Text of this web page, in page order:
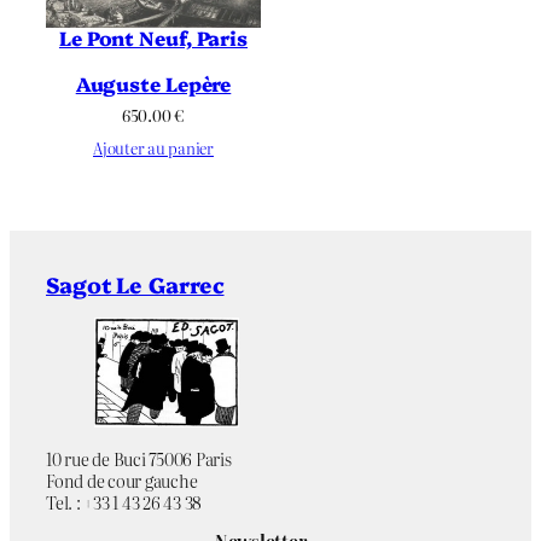
Le Pont Neuf, Paris
Auguste Lepère
650.00€
Ajouter au panier
Sagot Le Garrec
10 rue de Buci 75006 Paris
Fond de cour gauche
Tel. : +33 1 43 26 43 38